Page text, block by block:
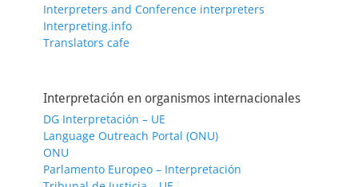
Interpreters and Conference interpreters
Interpreting.info
Translators cafe
Interpretación en organismos internacionales
DG Interpretación – UE
Language Outreach Portal (ONU)
ONU
Parlamento Europeo – Interpretación